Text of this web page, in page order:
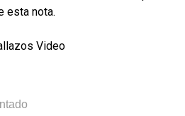
esta nota.
Video